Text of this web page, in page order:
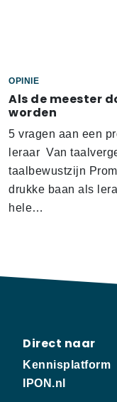
OPINIE
Als de meester
worden
5 vragen aan een
leraar Van
taalbewustzijn
drukke baan als
hele…
Direct naar
Kennisplatform
IPON.nl